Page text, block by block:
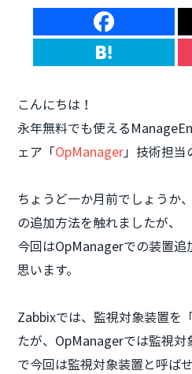
こんにちは！
永年無料でも使える
ェア「OpManager」技術担当
ちょうど一か月前でしょうか、
の追加方法を触れましたが、
今回はOpManagerでの装置追
思います。
Zabbixでは、監視対象装置を
たが、OpManagerでは監視対
で今回は監視対象装置と呼ば